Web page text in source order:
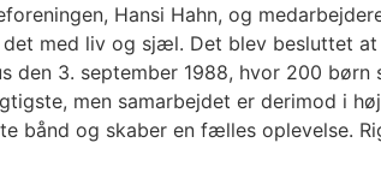
Hansi Hahn, og
med liv og sjæl. Det blev besluttet
den 3. september 1988, hvor 200
men samarbejdet er derimod i
bånd og skaber en fælles oplevelse.